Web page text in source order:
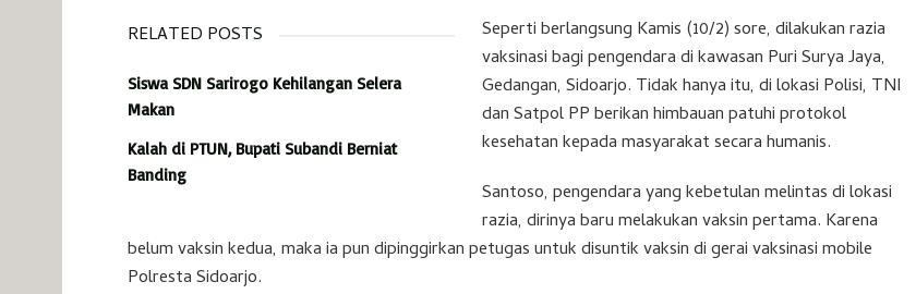
RELATED POSTS
Siswa SDN Sarirogo Kehilangan Selera
Makan
Kalah di PTUN, Bupati Subandi Berniat
Banding
Seperti berlangsung Kamis (10/2) sore, dilakukan razia
vaksinasi bagi pengendara di kawasan Puri Surya Jaya,
Gedangan, Sidoarjo. Tidak hanya itu, di lokasi Polisi, TNI
dan Satpol PP berikan himbauan patuhi protokol
kesehatan kepada masyarakat secara humanis.
Santoso, pengendara yang kebetulan melintas di lokasi
razia, dirinya baru melakukan vaksin pertama. Karena
belum vaksin kedua, maka ia pun dipinggirkan petugas untuk disuntik vaksin di gerai vaksinasi mobile
Polresta Sidoarjo.